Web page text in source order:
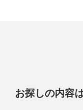
お探しの内容